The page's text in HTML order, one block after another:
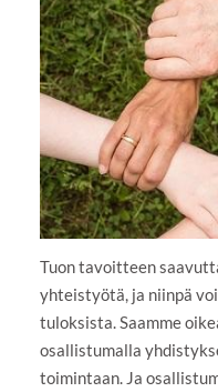
Tuon tavoitteen
yhteistyötä, ja niinpä
tuloksista. Saamme
osallistumalla
toimintaan. Ja